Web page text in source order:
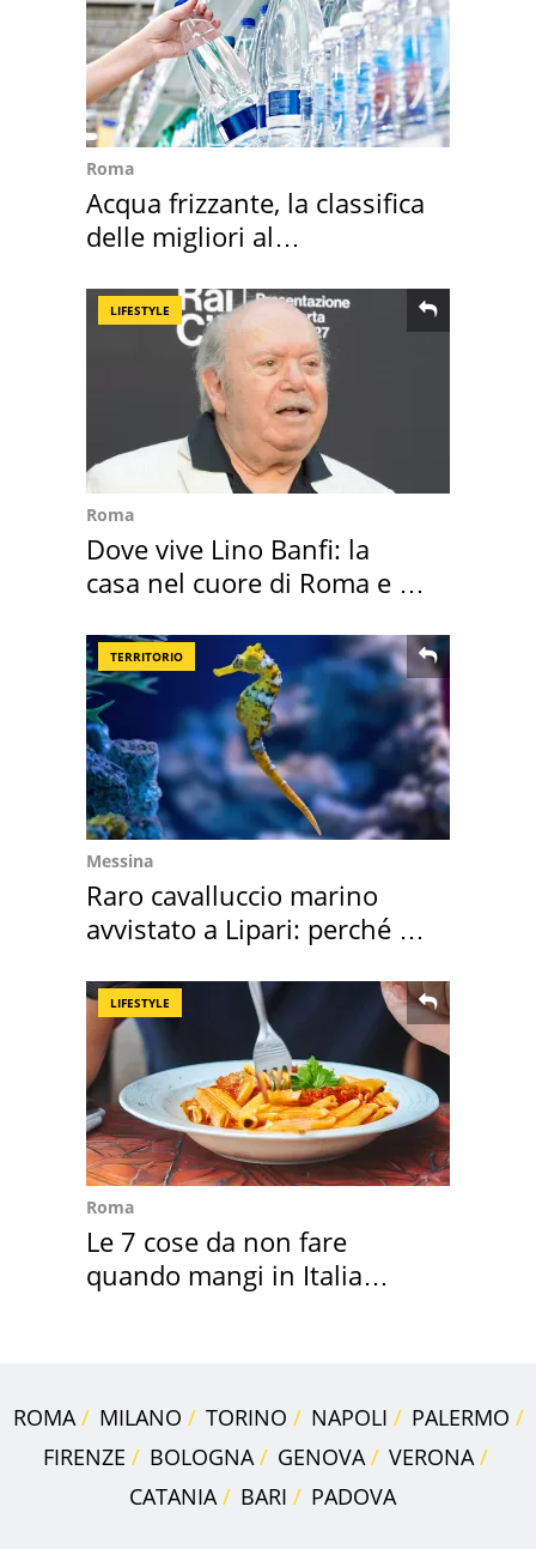
Roma
Acqua frizzante, la classifica
delle migliori al
LIFESTYLE
Roma
Dove vive Lino Banfi: la
casa nel cuore di Roma e i
TERRITORIO
Messina
Raro cavalluccio marino
avvistato a Lipari: perché è
LIFESTYLE
Roma
Le 7 cose da non fare
quando mangi in Italia
ROMA MILANO TORINO NAPOLI
PALERMO
FIRENZE
BOLOGNA GENOVA
VERONA
CATANIA
BARI PADOVA